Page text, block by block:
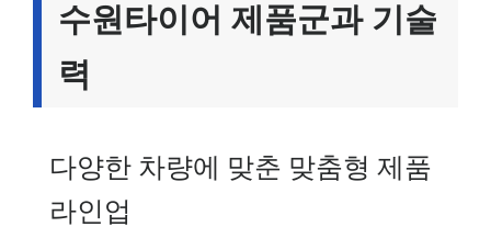
수원타이어 제품군과 기술
력
다양한 차량에 맞춘 맞춤형 제품
라인업